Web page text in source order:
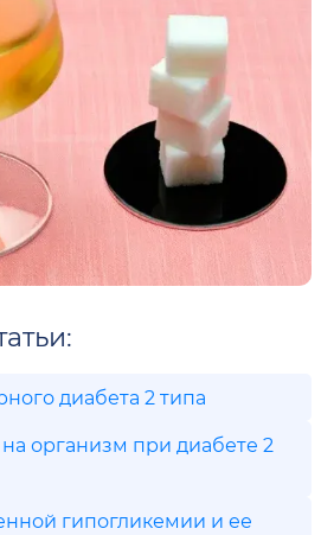
диабета 2 типа
организм при диабете 2
гипогликемии и ее